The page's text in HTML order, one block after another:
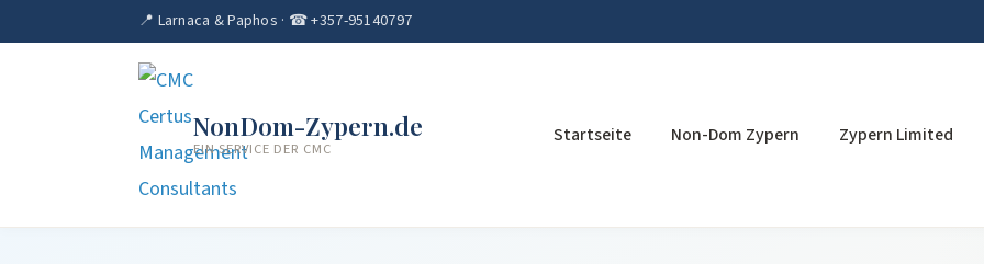
📍 Larnaca & Paphos · ☎ +357-95140797
NonDom-Zypern.de
EIN SERVICE DER CMC
Startseite Non-Dom Zypern Zypern Limited